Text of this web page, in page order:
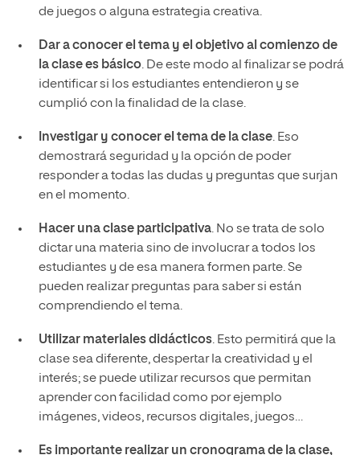
de juegos o alguna estrategia creativa.
Dar a conocer el tema y el objetivo al comienzo de
la clase es básico. De este modo al finalizar se podrá
identificar si los estudiantes entendieron y se
cumplió con la finalidad de la clase.
Investigar y conocer el tema de la clase. Eso
demostrará seguridad y la opción de poder
responder a todas las dudas y preguntas que surjan
en el momento.
Hacer una clase participativa. No se trata de solo
dictar una materia sino de involucrar a todos los
estudiantes y de esa manera formen parte. Se
pueden realizar preguntas para saber si están
comprendiendo el tema.
Utilizar materiales didácticos. Esto permitirá que la
clase sea diferente, despertar la creatividad y el
interés; se puede utilizar recursos que permitan
aprender con facilidad como por ejemplo
imágenes, videos, recursos digitales, juegos…
Es importante realizar un cronograma de la clase,